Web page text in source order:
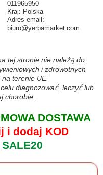
011965950
Kraj: Polska
Adres email:
biuro@yerbamarket.com
tej stronie nie należą do
i zdrowotnych
terenie UE.
diagnozować, leczyć lub
chorobie.
DOSTAWA
i dodaj KOD
SALE20